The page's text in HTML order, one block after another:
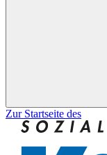
Zur Startseite des